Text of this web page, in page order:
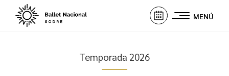
MENÚ
Temporada 2026